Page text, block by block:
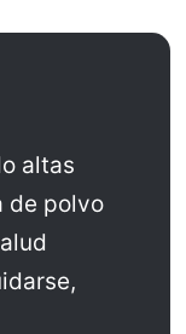
altas
de polvo